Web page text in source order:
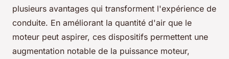
plusieurs avantages qui transforment l'expérience de
conduite. En améliorant la quantité d'air que le
moteur peut aspirer, ces dispositifs permettent une
augmentation notable de la puissance moteur,